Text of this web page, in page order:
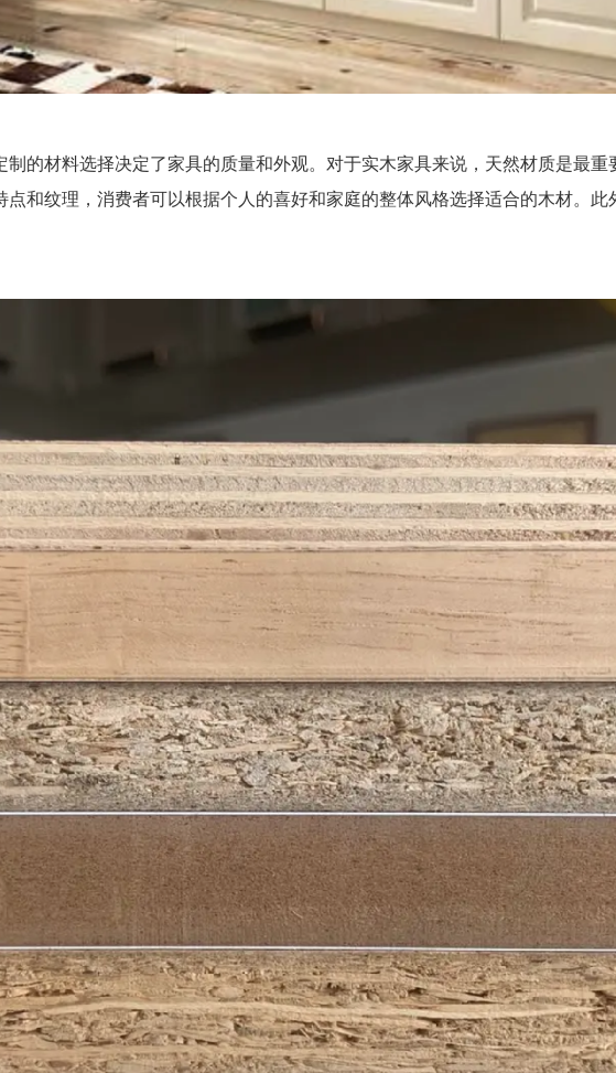
材料选择决定了家具的质量和外观。对于实木家具来说，天然材质是最重
和纹理，消费者可以根据个人的喜好和家庭的整体风格选择适合的木材。